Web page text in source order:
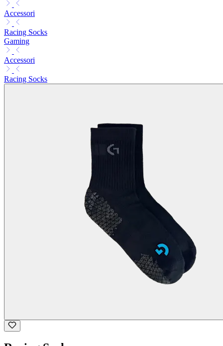
Accessori
Racing Socks
Gaming
Accessori
Racing Socks